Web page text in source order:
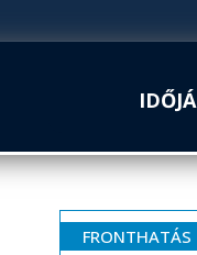
FRONTHATÁS